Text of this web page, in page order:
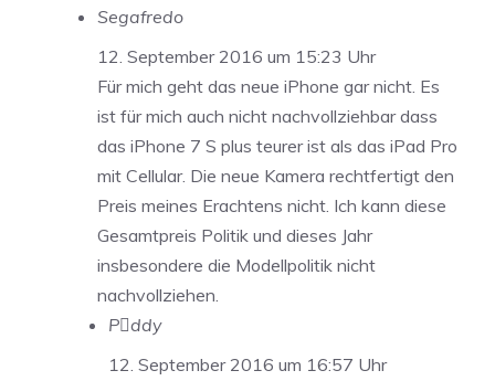
Segafredo
12. September 2016 um 15:23 Uhr
Für mich geht das neue iPhone gar nicht. Es
ist für mich auch nicht nachvollziehbar dass
das iPhone 7 S plus teurer ist als das iPad Pro
mit Cellular. Die neue Kamera rechtfertigt den
Preis meines Erachtens nicht. Ich kann diese
Gesamtpreis Politik und dieses Jahr
insbesondere die Modellpolitik nicht
nachvollziehen.
Pddy
12. September 2016 um 16:57 Uhr